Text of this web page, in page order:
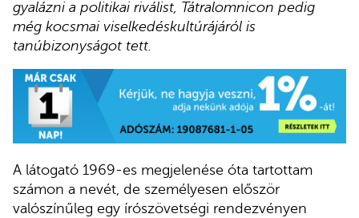
gyalázni a politikai riválist, Tátralomnicon pedig
még kocsmai viselkedéskultúrájáról is
tanúbizonyságot tett.
A látogató 1969-es megjelenése óta tartottam
számon a nevét, de személyesen először
valószínűleg egy írószövetségi rendezvényen